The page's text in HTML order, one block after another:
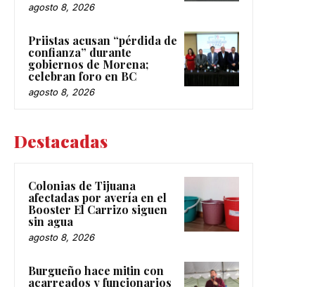
agosto 8, 2026
Priistas acusan “pérdida de
confianza” durante
gobiernos de Morena;
celebran foro en BC
agosto 8, 2026
Destacadas
Colonias de Tijuana
afectadas por avería en el
Booster El Carrizo siguen
sin agua
agosto 8, 2026
Burgueño hace mitin con
acarreados y funcionarios